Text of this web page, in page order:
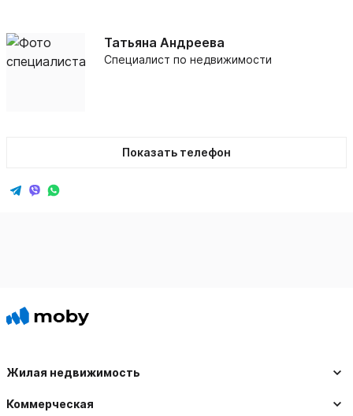
Татьяна Андреева
Специалист по недвижимости
Показать телефон
Жилая недвижимость
Коммерческая